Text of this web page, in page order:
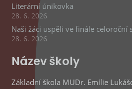
Literární únikovka
28. 6. 2026
Naši žáci uspěli ve finále celoroční
28. 6. 2026
Název školy
Základní škola MUDr. Emílie